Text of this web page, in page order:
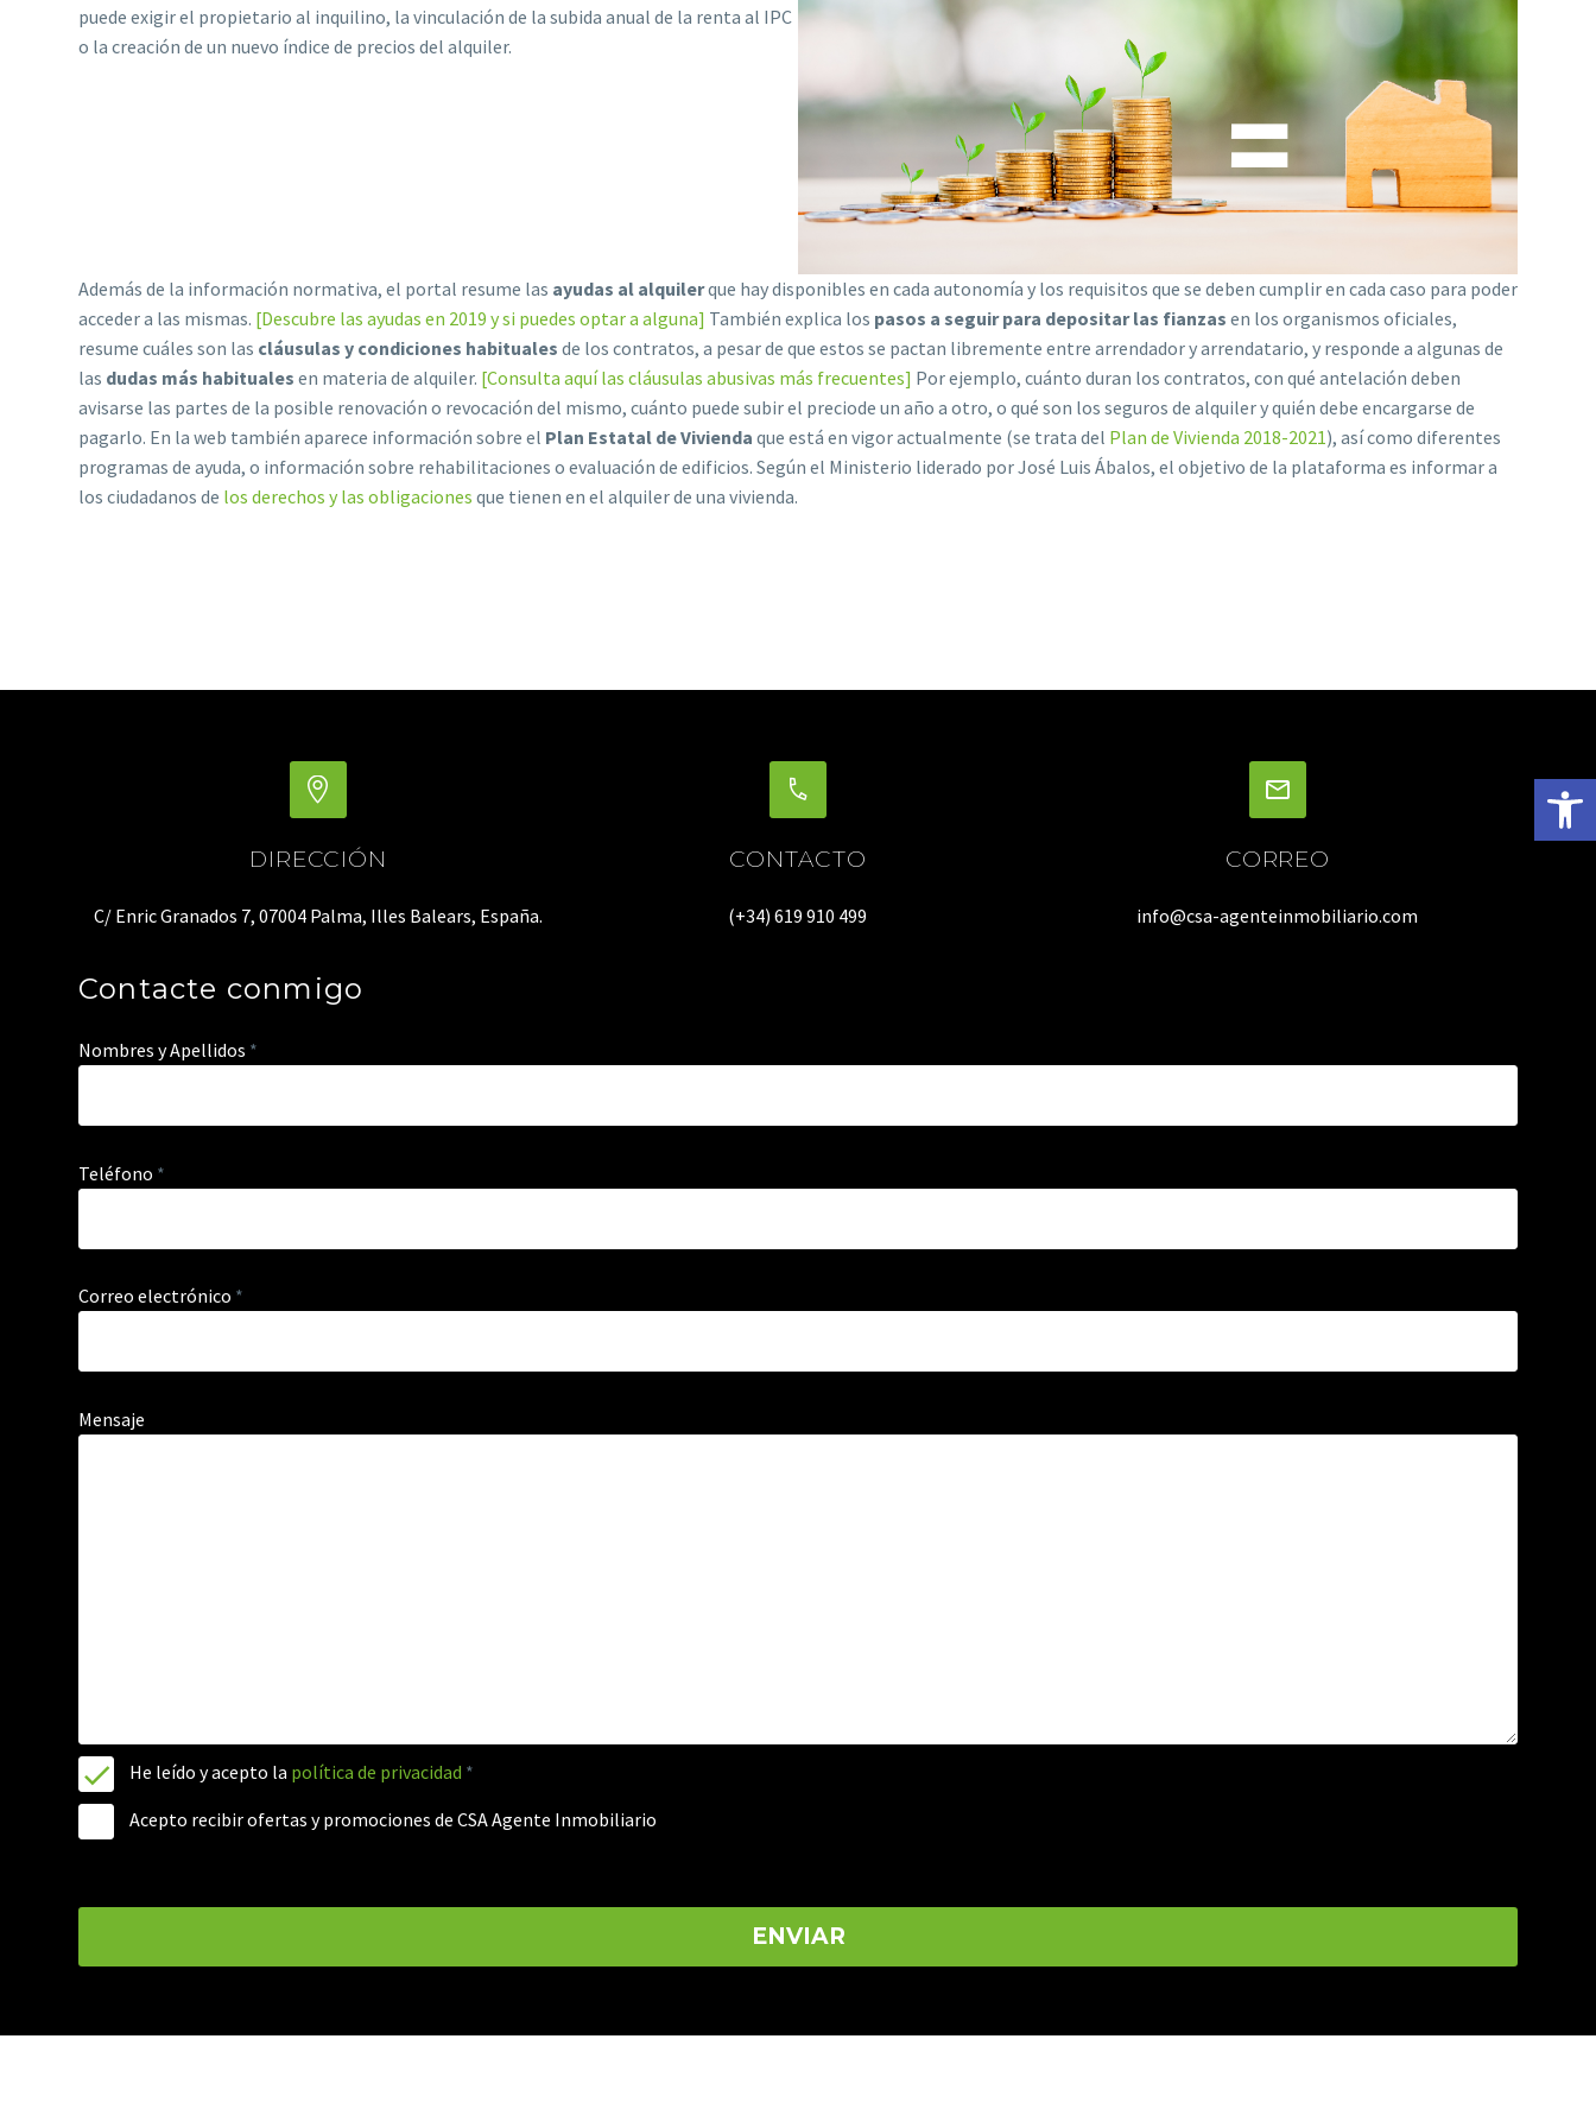
Abrir
puede exigir el propietario al inquilino, la vinculación de la subida anual de la renta al IPC
o la creación de un nuevo índice de precios del alquiler.
Además de la información normativa, el portal resume las ayudas al alquilerque hay disponibles en cada autonomía y los requisitos que se deben cumplir en cada caso para poder
acceder a las mismas. [Descubre las ayudas en 2019 y si puedes optar a alguna] También explica los pasos a seguir para depositar las fianzas en los organismos oficiales,
resume cuáles son las cláusulas y condiciones habituales de los contratos, a pesar de que estos se pactan libremente entre arrendador y arrendatario, y responde a algunas de
las dudas más habituales en materia de alquiler. [Consulta aquí las cláusulas abusivas más frecuentes] Por ejemplo, cuánto duran los contratos, con qué antelación deben
avisarse las partes de la posible renovación o revocación del mismo, cuánto puede subir el preciode un año a otro, o qué son los seguros de alquiler y quién debe encargarse de
pagarlo. En la web también aparece información sobre el Plan Estatal de Vivienda que está en vigor actualmente (se trata del Plan de Vivienda 2018-2021), así como diferentes
programas de ayuda, o información sobre rehabilitaciones o evaluación de edificios. Según el Ministerio liderado por José Luis Ábalos, el objetivo de la plataforma es informar a
los ciudadanos de los derechos y las obligaciones que tienen en el alquiler de una vivienda.
DIRECCIÓN
C/ Enric Granados 7, 07004 Palma, Illes Balears, España.
CONTACTO
(+34) 619 910 499
CORREO
info@csa-agenteinmobiliario.com
Contacte conmigo
Nombres y Apellidos *
Teléfono *
Correo electrónico *
Mensaje
He leído y acepto la política de privacidad *
Acepto recibir ofertas y promociones de CSA Agente Inmobiliario